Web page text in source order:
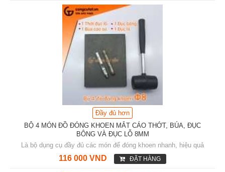
Đầy đủ hơn
BỘ 4 MÓN ĐỒ ĐÓNG KHOEN MẮT CÁO THỚT, BÚA, ĐỤC
BÔNG VÀ ĐỤC LỖ 8MM
Là bộ dụng cụ đầy đủ các món để đóng khoen nhanh, hiệu quả
116 000 VND ĐẶT HÀNG